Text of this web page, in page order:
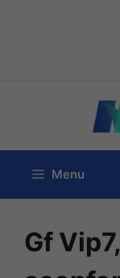
contenuto
Menu
Gf